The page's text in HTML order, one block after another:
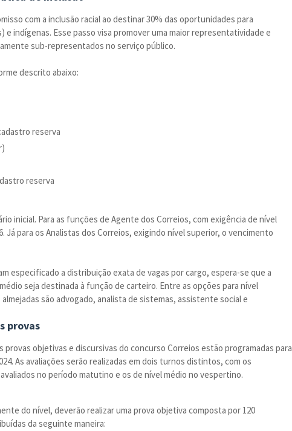
com a inclusão racial ao destinar 30% das oportunidades para
indígenas. Esse passo visa promover uma maior representatividade e
sub-representados no serviço público.
descrito abaixo:
reserva
reserva
inicial. Para as funções de Agente dos Correios, com exigência de nível
Já para os Analistas dos Correios, exigindo nível superior, o vencimento
especificado a distribuição exata de vagas por cargo, espera-se que a
seja destinada à função de carteiro. Entre as opções para nível
são advogado, analista de sistemas, assistente social e
provas
provas objetivas e discursivas do concurso Correios estão programadas para
As avaliações serão realizadas em dois turnos distintos, com os
no período matutino e os de nível médio no vespertino.
do nível, deverão realizar uma prova objetiva composta por 120
da seguinte maneira: